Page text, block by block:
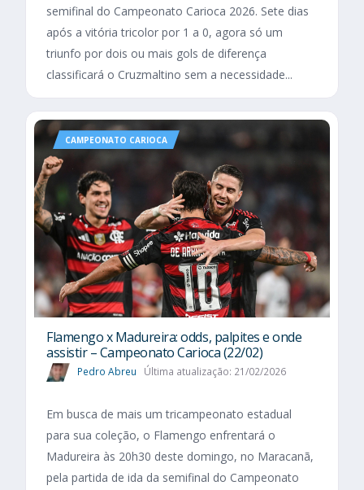
semifinal do Campeonato Carioca 2026. Sete dias
após a vitória tricolor por 1 a 0, agora só um
triunfo por dois ou mais gols de diferença
classificará o Cruzmaltino sem a necessidade...
CAMPEONATO CARIOCA
Flamengo x Madureira: odds, palpites e onde
assistir – Campeonato Carioca (22/02)
Pedro Abreu Última atualização: 21/02/2026
Em busca de mais um tricampeonato estadual
para sua coleção, o Flamengo enfrentará o
Madureira às 20h30 deste domingo, no Maracanã,
pela partida de ida da semifinal do Campeonato